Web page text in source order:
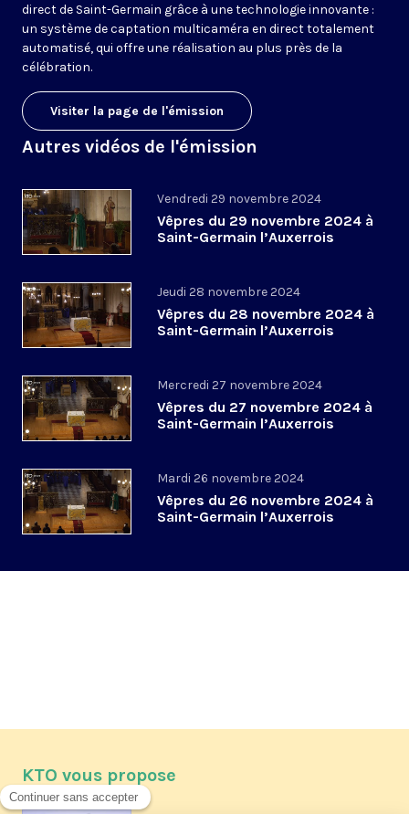
direct de Saint-Germain grâce à une technologie innovante :
un système de captation multicaméra en direct totalement
automatisé, qui offre une réalisation au plus près de la
célébration.
Visiter la page de l'émission
Autres vidéos de l'émission
Vendredi 29 novembre 2024
Vêpres du 29 novembre 2024 à
Saint-Germain l’Auxerrois
Jeudi 28 novembre 2024
Vêpres du 28 novembre 2024 à
Saint-Germain l’Auxerrois
Mercredi 27 novembre 2024
Vêpres du 27 novembre 2024 à
Saint-Germain l’Auxerrois
Mardi 26 novembre 2024
Vêpres du 26 novembre 2024 à
Saint-Germain l’Auxerrois
KTO vous propose